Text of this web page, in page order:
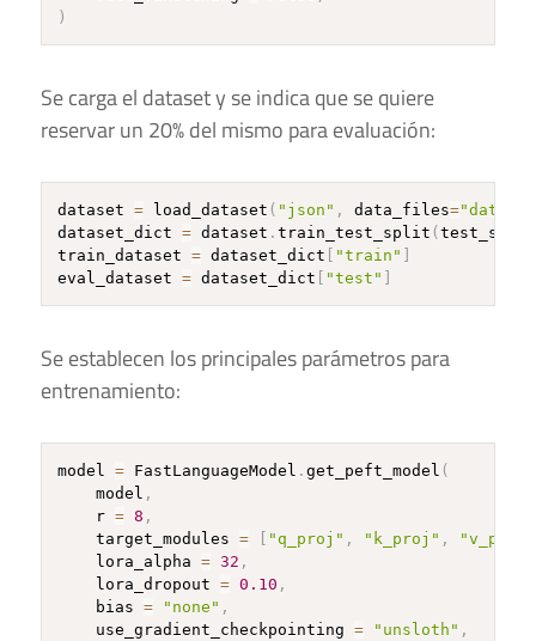
)
Se carga el dataset y se indica que se quiere
reservar un 20% del mismo para evaluación:
dataset = load_dataset ( "json" , data_files=
dataset_dict = dataset . train_test_split (test_size
train_dataset = dataset_dict [ "train" ]
eval_dataset = dataset_dict [ "test" ]
Se establecen los principales parámetros para
entrenamiento:
model = FastLanguageModel . get_peft_model (
    model
,
    r
= 8 ,
    target_modules
= [ "q_proj" , "k_proj" , "v_proj"
    lora_alpha
= 32 ,
    lora_dropout
= 0.10 ,
    bias
= "none" ,
    use_gradient_checkpointing
= "unsloth" ,